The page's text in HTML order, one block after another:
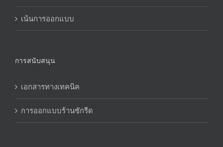
เน้นการออกแบบ
การสนับสนุน
เอกสารทางเทคนิค
การออกแบบร้านซักรีด